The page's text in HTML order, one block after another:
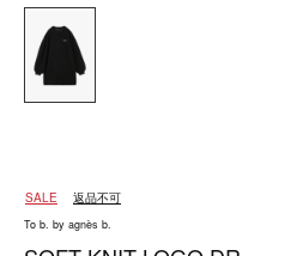
SALE 返品不可
To b. by agnès b.